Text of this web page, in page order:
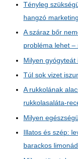
Tényleg
hangzó
A száraz bőr
probléma lehet –
Milyen
Túl sok vizet
A rukkolának
rukkolasaláta-
Milyen
Illatos és szép:
barackos